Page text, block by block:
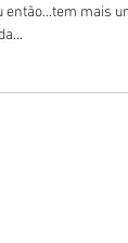
mais um